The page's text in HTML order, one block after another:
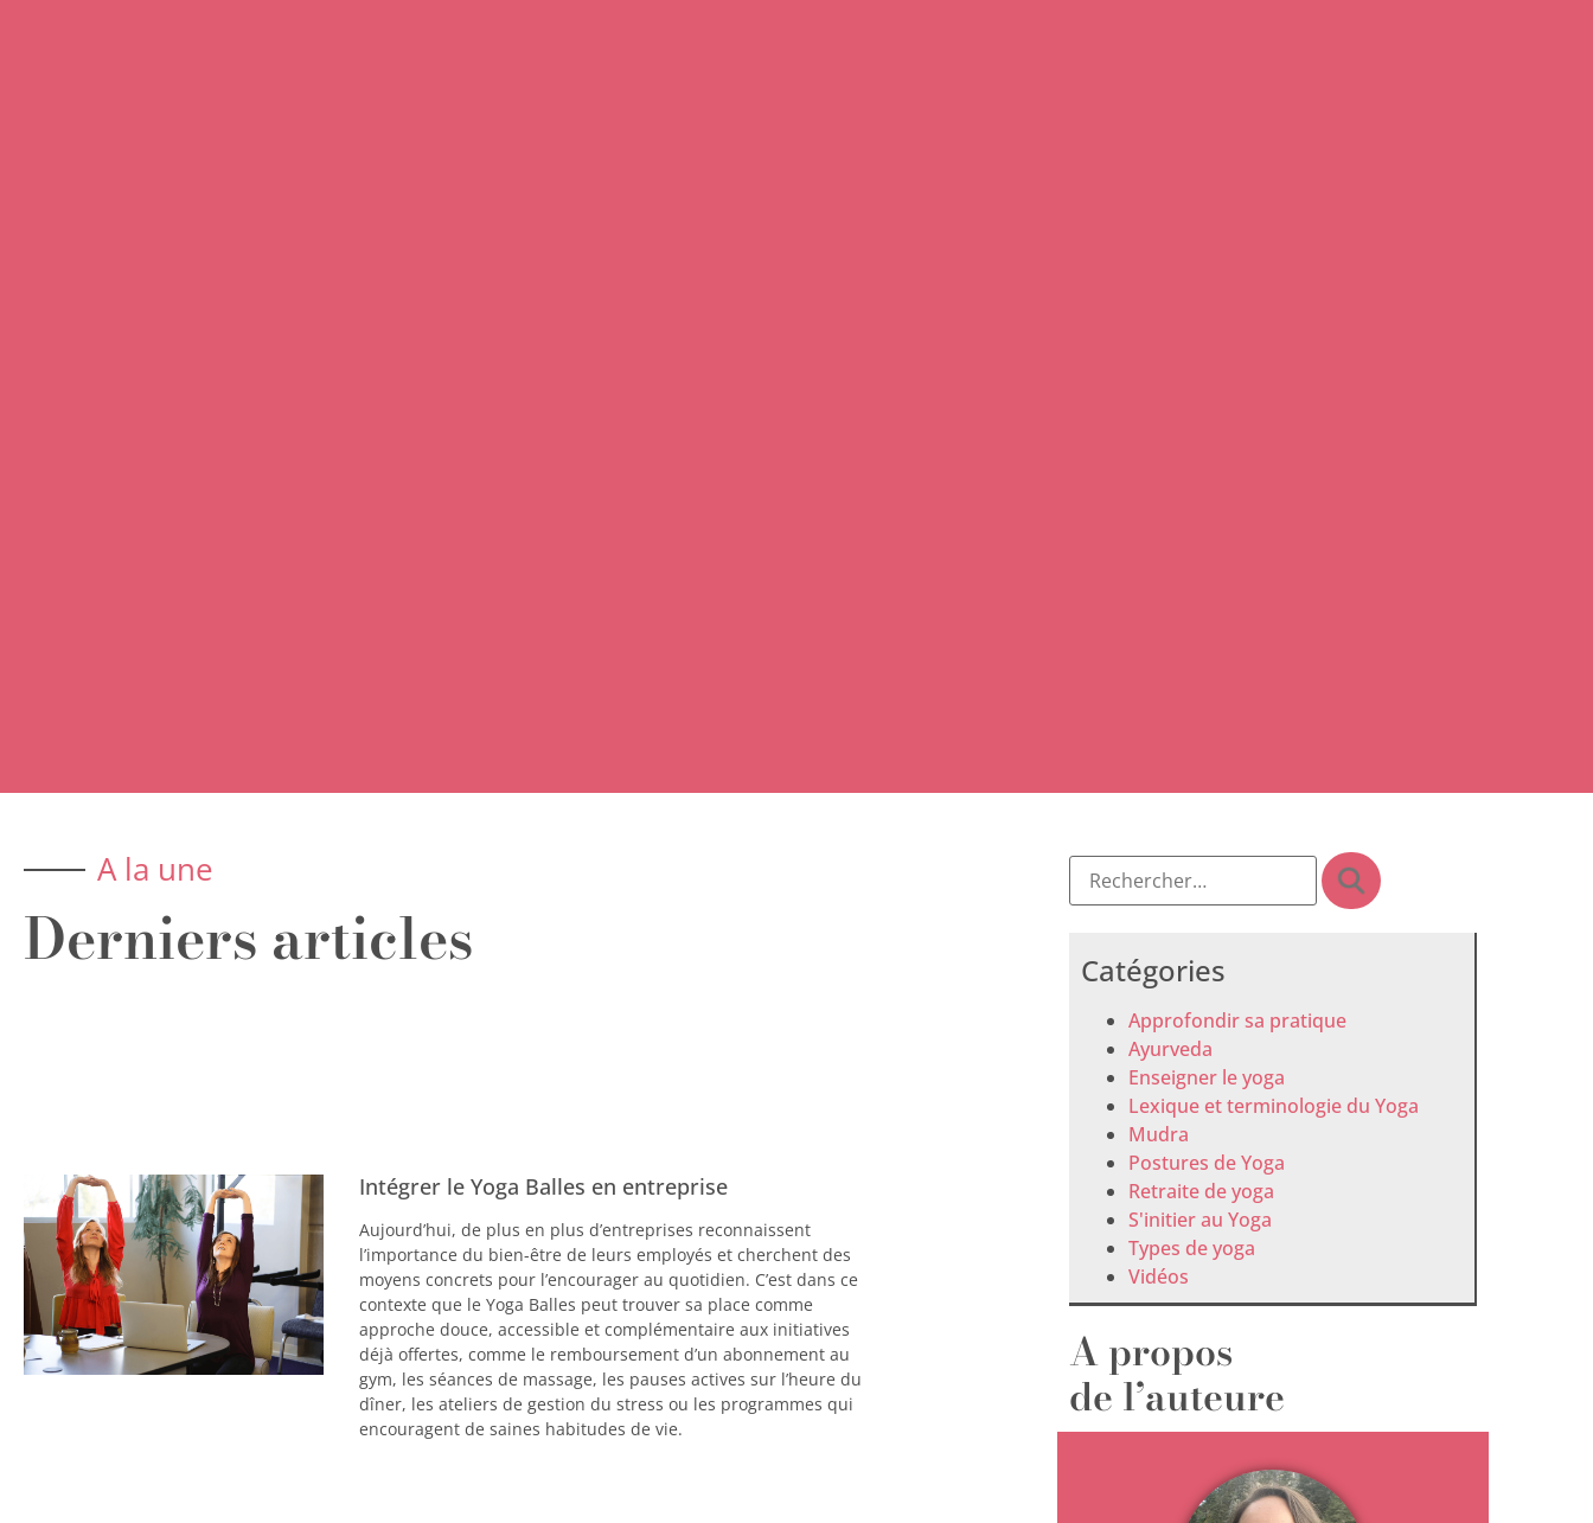
A la une
Derniers articles
Intégrer le Yoga Balles en entreprise
Aujourd’hui, de plus en plus d’entreprises reconnaissent
l’importance du bien-être de leurs employés et cherchent des
moyens concrets pour l’encourager au quotidien. C’est dans ce
contexte que le Yoga Balles peut trouver sa place comme
approche douce, accessible et complémentaire aux initiatives
déjà offertes, comme le remboursement d’un abonnement au
gym, les séances de massage, les pauses actives sur l’heure du
dîner, les ateliers de gestion du stress ou les programmes qui
encouragent de saines habitudes de vie.
Catégories
Approfondir sa pratique
Ayurveda
Enseigner le yoga
Lexique et terminologie du Yoga
Mudra
Postures de Yoga
Retraite de yoga
S'initier au Yoga
Types de yoga
Vidéos
A propos
de l’auteure